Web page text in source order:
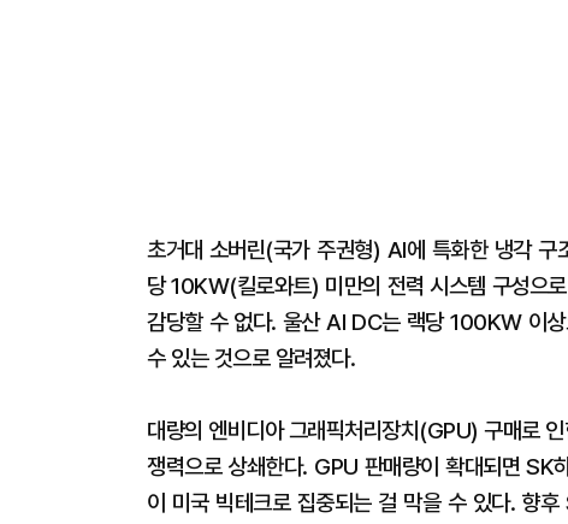
초거대 소버린(국가 주권형) AI에 특화한 냉각
당 10KW(킬로와트) 미만의 전력 시스템 구성으
감당할 수 없다. 울산 AI DC는 랙당 100KW 이
수 있는 것으로 알려졌다.
대량의 엔비디아 그래픽처리장치(GPU) 구매로
쟁력으로 상쇄한다. GPU 판매량이 확대되면
이 미국 빅테크로 집중되는 걸 막을 수 있다. 향